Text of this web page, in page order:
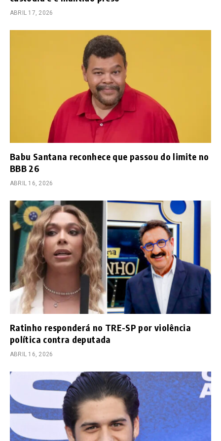
ABRIL 17, 2026
Babu Santana reconhece que passou do limite no
BBB 26
ABRIL 16, 2026
Ratinho responderá no TRE-SP por violência
política contra deputada
ABRIL 16, 2026